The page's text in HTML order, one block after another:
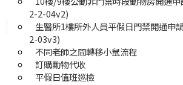
2-2-04v2)
生醫所1樓所外人員平假日門禁開通申
2-03v3)
不同老師之間轉移小鼠流程
訂購動物代收
平假日值班巡檢